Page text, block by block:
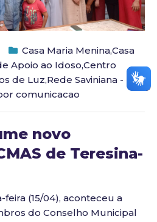
Casa Maria Menina,Casa
Apoio ao Idoso,Centro
de Luz,Rede Saviniana -
comunicacao
novo
de Teresina-
(15/04), aconteceu a
do Conselho Municipal